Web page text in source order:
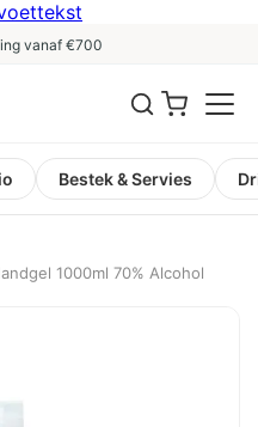
vanaf €700
Bestek & Servies
1000ml 70% Alcohol